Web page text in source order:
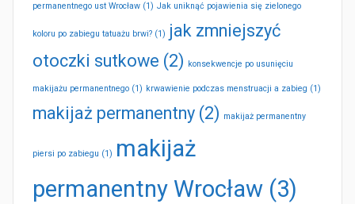
permanentnego ust Wrocław (1) Jak uniknąć pojawienia się zielonego
koloru po zabiegu tatuażu brwi? (1) jak zmniejszyć
otoczki sutkowe (2) konsekwencje po usunięciu
makijażu permanentnego (1) krwawienie podczas menstruacji a zabieg (1)
makijaż permanentny (2) makijaż permanentny
piersi po zabiegu (1) makijaż
permanentny Wrocław (3)